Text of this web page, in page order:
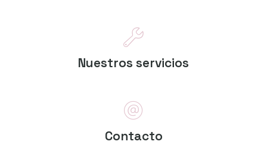
Nuestros servicios
Contacto